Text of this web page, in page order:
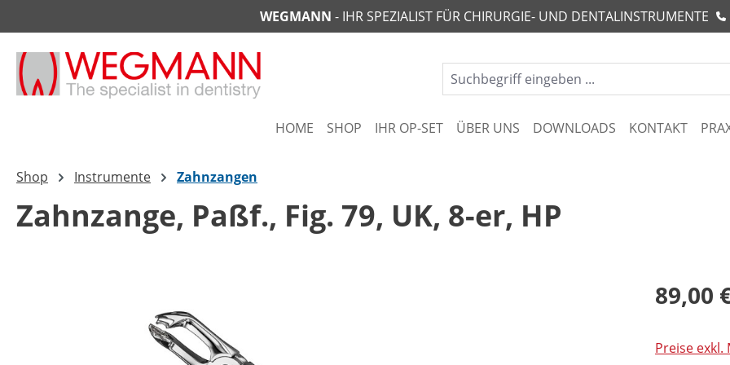
Zur Hauptnavigation springenWEGMANN - IHR SPEZIALIST FÜR CHIRURGIE- UND DENTALINSTRUMENTE
HOME SHOP IHR OP-SET ÜBER UNS DOWNLOADS KONTAKT
Shop Instrumente Zahnzangen
Zahnzange, Paßf., Fig. 79, UK, 8-er, HP
89,00
Preise exkl.